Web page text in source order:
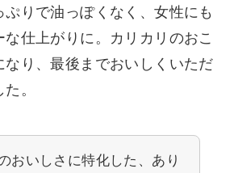
ぷりで油っぽくなく、女性にも
な仕上がりに。カリカリのおこ
なり、最後までおいしくいただ
。
おいしさに特化した、あり